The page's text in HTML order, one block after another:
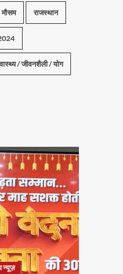
मौसम राजस्थान
/ जीवनशैली / योग
न्यूज़